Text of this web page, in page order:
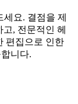
요. 결점을 제
, 전문적인 헤
편집으로 인한
니다.